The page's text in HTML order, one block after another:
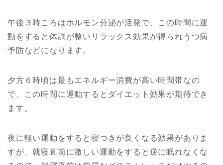
午後３時ころはホルモン分泌が活発で、この時間に運
動をすると体調が整いリラックス効果が得られうつ病
予防などになります。
夕方６時頃は最もエネルギー消費が高い時間帯なの
で、この時間に運動するとダイエット効果が期待でき
ます。
夜に軽い運動をすると寝つきが良くなる効果がありま
すが、就寝直前に激しい運動をすると逆に眠れなくな